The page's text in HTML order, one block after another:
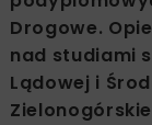
Drogowe.
nad studiami
Lądowej i